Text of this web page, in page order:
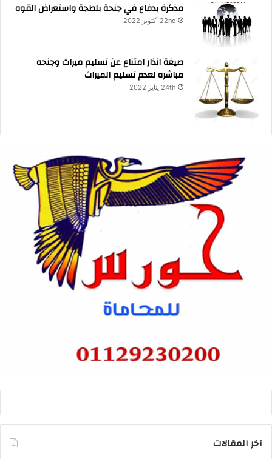
مذكرة بدفاع في جنحة بلطجة واستعراض القوه
22nd أكتوبر 2022
صيغة انذار امتناع عن تسليم ميراث وجنحه
مباشره لعدم تسليم الميراث
24th يناير 2022
آخر المقالات